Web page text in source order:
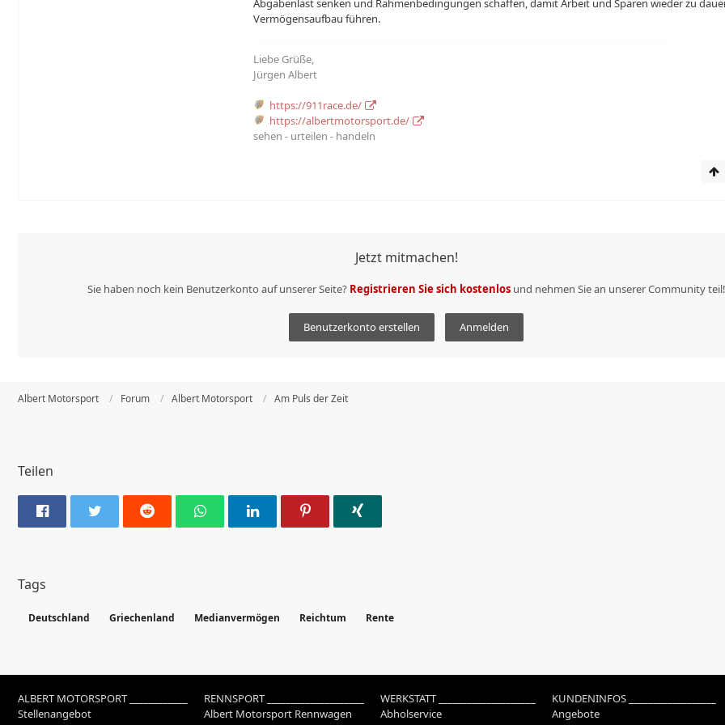
Albert Motorsport Forum Albert Motorsport Am Puls der Zeit
Abgabenlast senken und Rahmenbedingungen schaffen, damit Arbeit und Sparen wieder zu
Vermögensaufbau führen.
Liebe Grüße,
Jürgen Albert
https://911race.de/
https://albertmotorsport.de/
sehen - urteilen - handeln
Jetzt mitmachen!
Sie haben noch kein Benutzerkonto auf unserer Seite? Registrieren Sie sich kostenlosund nehmen Sie an unserer Community teil!
Benutzerkonto erstellen Anmelden
Teilen
Tags
Deutschland Griechenland Medianvermögen Reichtum Rente
ALBERT MOTORSPORT ____________
Stellenangebot
RENNSPORT ____________________
Albert Motorsport Rennwagen
WERKSTATT ____________________
Abholservice
KUNDENINFOS __________________
Angebote